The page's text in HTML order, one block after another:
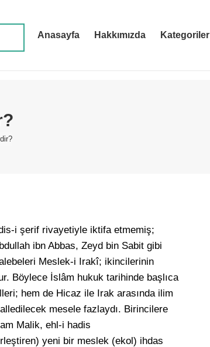
Anasayfa Hakkımızda Kategoriler
i şerif rivayetiyle iktifa etmemiş;
ibn Abbas, Zeyd bin Sabit gibi
Meslek-i Irakî; ikincilerinin
Böylece İslâm hukuk tarihinde başlıca
hem de Hicaz ile Irak arasında ilim
mesele fazlaydı. Birincilere
Malik, ehl-i hadis
yeni bir meslek (ekol) ihdas